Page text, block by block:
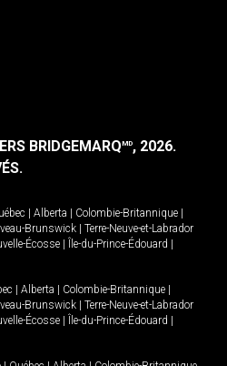
BRIDGEMARQMD, 2026.
| Alberta | Colombie-Britannique |
Brunswick | Terre-Neuve-et-Labrador
Écosse | Île-du-Prince-Édouard |
| Alberta | Colombie-Britannique |
Brunswick | Terre-Neuve-et-Labrador
Écosse | Île-du-Prince-Édouard |